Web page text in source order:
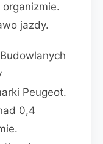
organizmie.
jazdy.
Peugeot.
0,4